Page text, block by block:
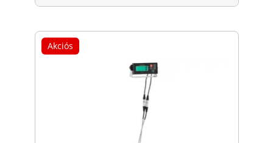
Akciós